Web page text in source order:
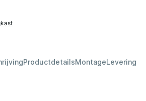
ProductdetailsMontageLevering